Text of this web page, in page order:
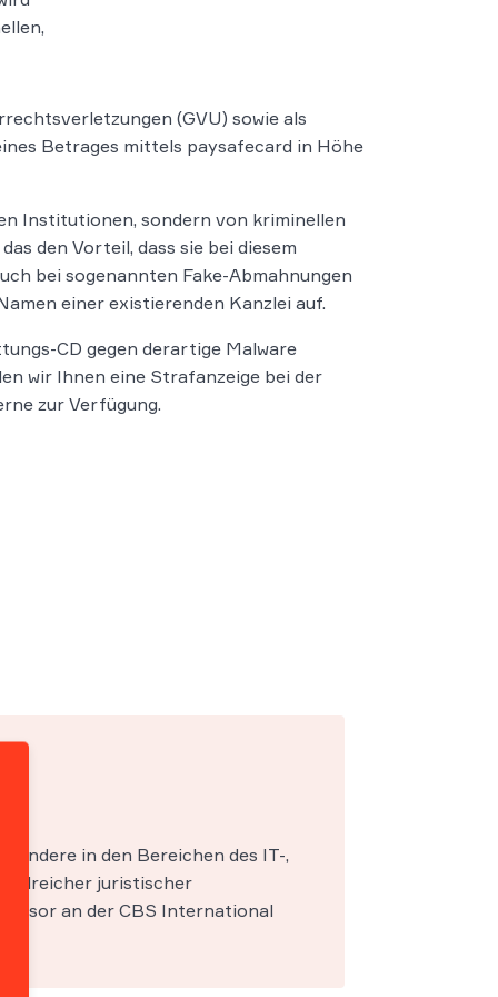
(GVU) sowie als
Betrages mittels paysafecard in Höhe
Institutionen, sondern von kriminellen
den Vorteil, dass sie bei diesem
bei sogenannten Fake-Abmahnungen
einer existierenden Kanzlei auf.
CD gegen derartige Malware
wir Ihnen eine Strafanzeige bei der
zur Verfügung.
in den Bereichen des IT-,
juristischer
an der CBS International